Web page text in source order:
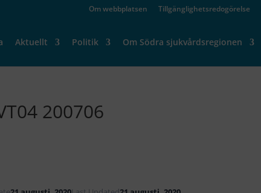
Om webbplatsen Tillgänglighetsredogörelse
Aktuellt Politik Om Södra sjukvårdsregionen
200706